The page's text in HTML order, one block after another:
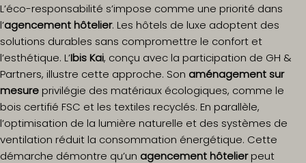
L’éco-responsabilité s’impose comme une priorité dans
l’agencement hôtelier. Les hôtels de luxe adoptent des
solutions durables sans compromettre le confort et
l’esthétique. L’Ibis Kai, conçu avec la participation de GH &
Partners, illustre cette approche. Son aménagement sur
mesureprivilégie des matériaux écologiques, comme le
bois certifié FSC et les textiles recyclés. En parallèle,
l’optimisation de la lumière naturelle et des systèmes de
ventilation réduit la consommation énergétique. Cette
démarche démontre qu’un agencement hôtelierpeut